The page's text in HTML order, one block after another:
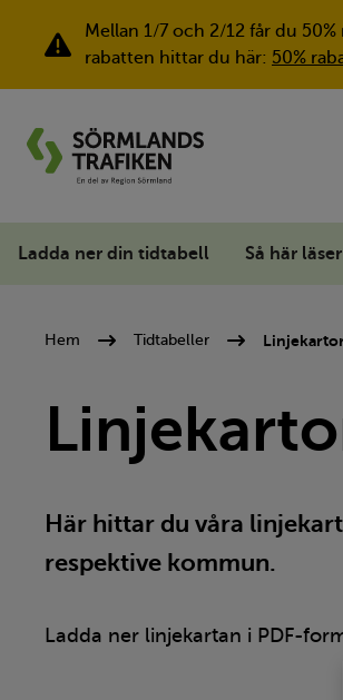
Viktig information
Mellan 1/7 och 2/12 får du
rabatten hittar du här: 50%
Ladda ner din tidtabell Så här
Hem Tidtabeller
Här hittar du våra
respektive kommun.
Ladda ner linjekartan i PDF-